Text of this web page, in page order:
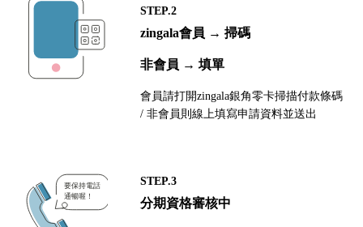
STEP.2
zingala會員 → 掃碼
非會員 → 填單
會員請打開zingala銀角零卡掃描付款條碼
/ 非會員則線上填寫申請資料並送出
STEP.3
分期資格審核中